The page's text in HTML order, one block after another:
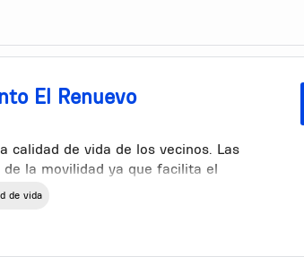
El Renuevo
calidad de vida de los vecinos. Las
la movilidad ya que facilita el
generación de polvo mejorando la
de vida